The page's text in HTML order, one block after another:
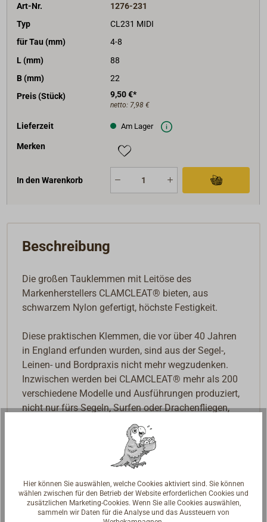
Art-Nr.
1276-231
Typ
CL231 MIDI
für Tau (mm)
4-8
L (mm)
88
B (mm)
22
Preis (Stück)
9,50 €*
netto: 7,98 €
Lieferzeit Am Lager
Merken
In den Warenkorb
Beschreibung
Die großen Tauklemmen mit Leitöse des
Markenherstellers CLAMCLEAT® bieten, aus
schwarzem Nylon gefertigt, höchste Festigkeit.
Diese praktischen Klemmen, die vor über 40 Jahren
in England erfunden wurden, sind aus der Segel-,
Leinen- und Bordpraxis nicht mehr wegzudenken.
Inzwischen werden bei CLAMCLEAT® mehr als 200
verschiedene Modelle und Ausführungen produziert,
nicht nur fürs Segeln, Surfen oder Drachenfliegen,
sondern auch für viele Bereiche des alltäglichen
Datenblatt
datasheet
Hier können Sie auswählen, welche Cookies aktiviert sind. Sie können
wählen zwischen für den Betrieb der Website erforderlichen Cookies und
zusätzlichen Marketing-Cookies. Wenn Sie alle Cookies auswählen,
sammeln wir Daten für die Analyse und das Aussteuern von